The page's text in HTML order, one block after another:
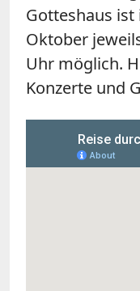
Gotteshaus
Oktober
Uhr möglich.
Konzerte und